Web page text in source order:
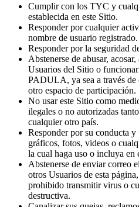
Cumplir con los TYC y
establecida en este Sitio.
Responder por cualquier
nombre de usuario registrado.
Responder por la seguridad
Abstenerse de abusar,
Usuarios del Sitio o
PADULA, ya sea a través de
otro espacio de participación.
No usar este Sitio como
ilegales o no autorizadas
cualquier otro país.
Responder por su conducta
gráficos, fotos, videos o
la cual haga uso o incluya en
Abstenerse de enviar correo
otros Usuarios de esta
prohibido transmitir virus o
destructiva.